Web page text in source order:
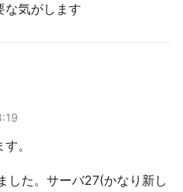
な気がします
。
した。サーバ27(かなり新し